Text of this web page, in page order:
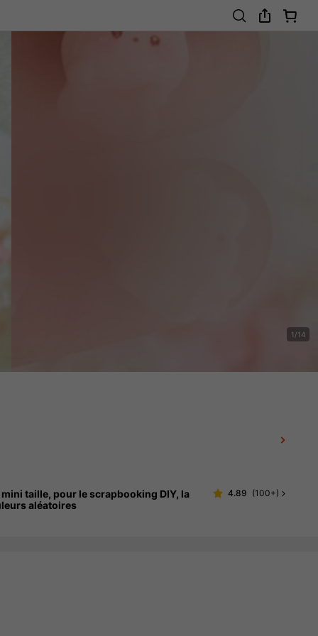
1/14
taille, pour le scrapbooking DIY, la
aléatoires
4.89 (100+)